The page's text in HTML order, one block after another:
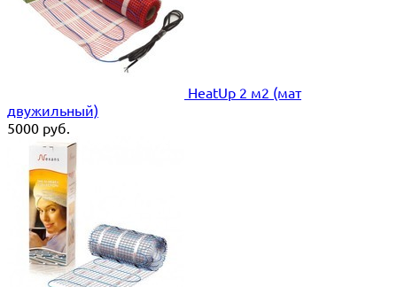
HeatUp 2 м2 (мат
двужильный)
5000 руб.